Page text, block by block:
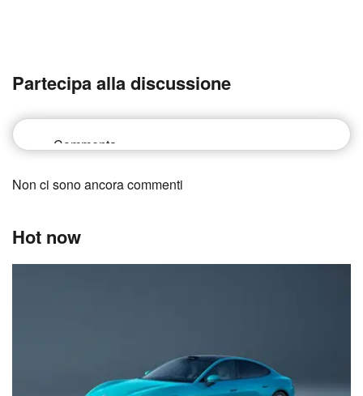
Partecipa alla discussione
Non ci sono ancora commenti
Hot now